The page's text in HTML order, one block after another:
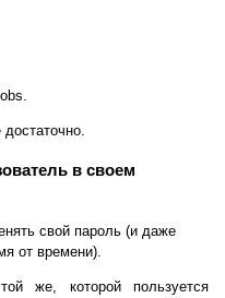
в своем
свой пароль (и даже
от времени).
же, которой пользуется